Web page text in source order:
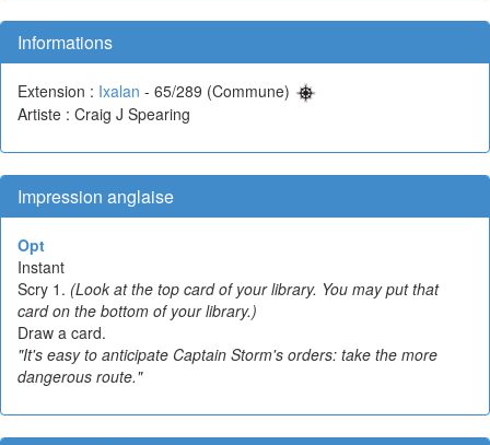
Informations
Extension : Ixalan - 65/289 (Commune)
Artiste : Craig J Spearing
Impression anglaise
Opt
Instant
Scry 1. (Look at the top card of your library. You may put that
card on the bottom of your library.)
Draw a card.
"It's easy to anticipate Captain Storm's orders: take the more
dangerous route."